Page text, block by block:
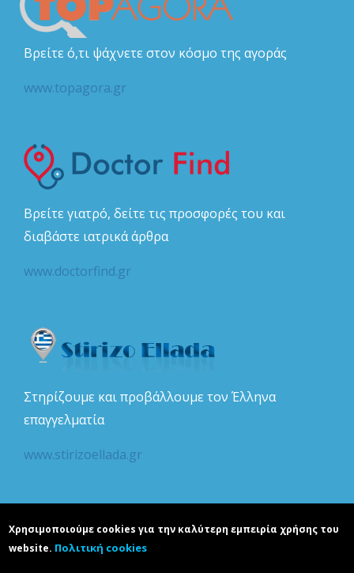
Βρείτε ό,τι ψάχνετε στον κόσμο της αγοράς
www.topagora.gr
Βρείτε γιατρό, δείτε τις προσφορές του και
διαβάστε ιατρικά άρθρα
www.doctorfind.gr
Στηρίζουμε και προβάλλουμε τον Έλληνα
επαγγελματία
www.stirizoellada.gr
Χρησιμοποιούμε cookies για την καλύτερη εμπειρία χρήσης του
website. Πολιτική cookies